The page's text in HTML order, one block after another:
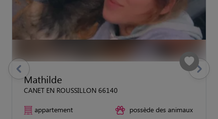
Mathilde
CANET EN ROUSSILLON 66140
appartement possède des animaux
previous Suivant